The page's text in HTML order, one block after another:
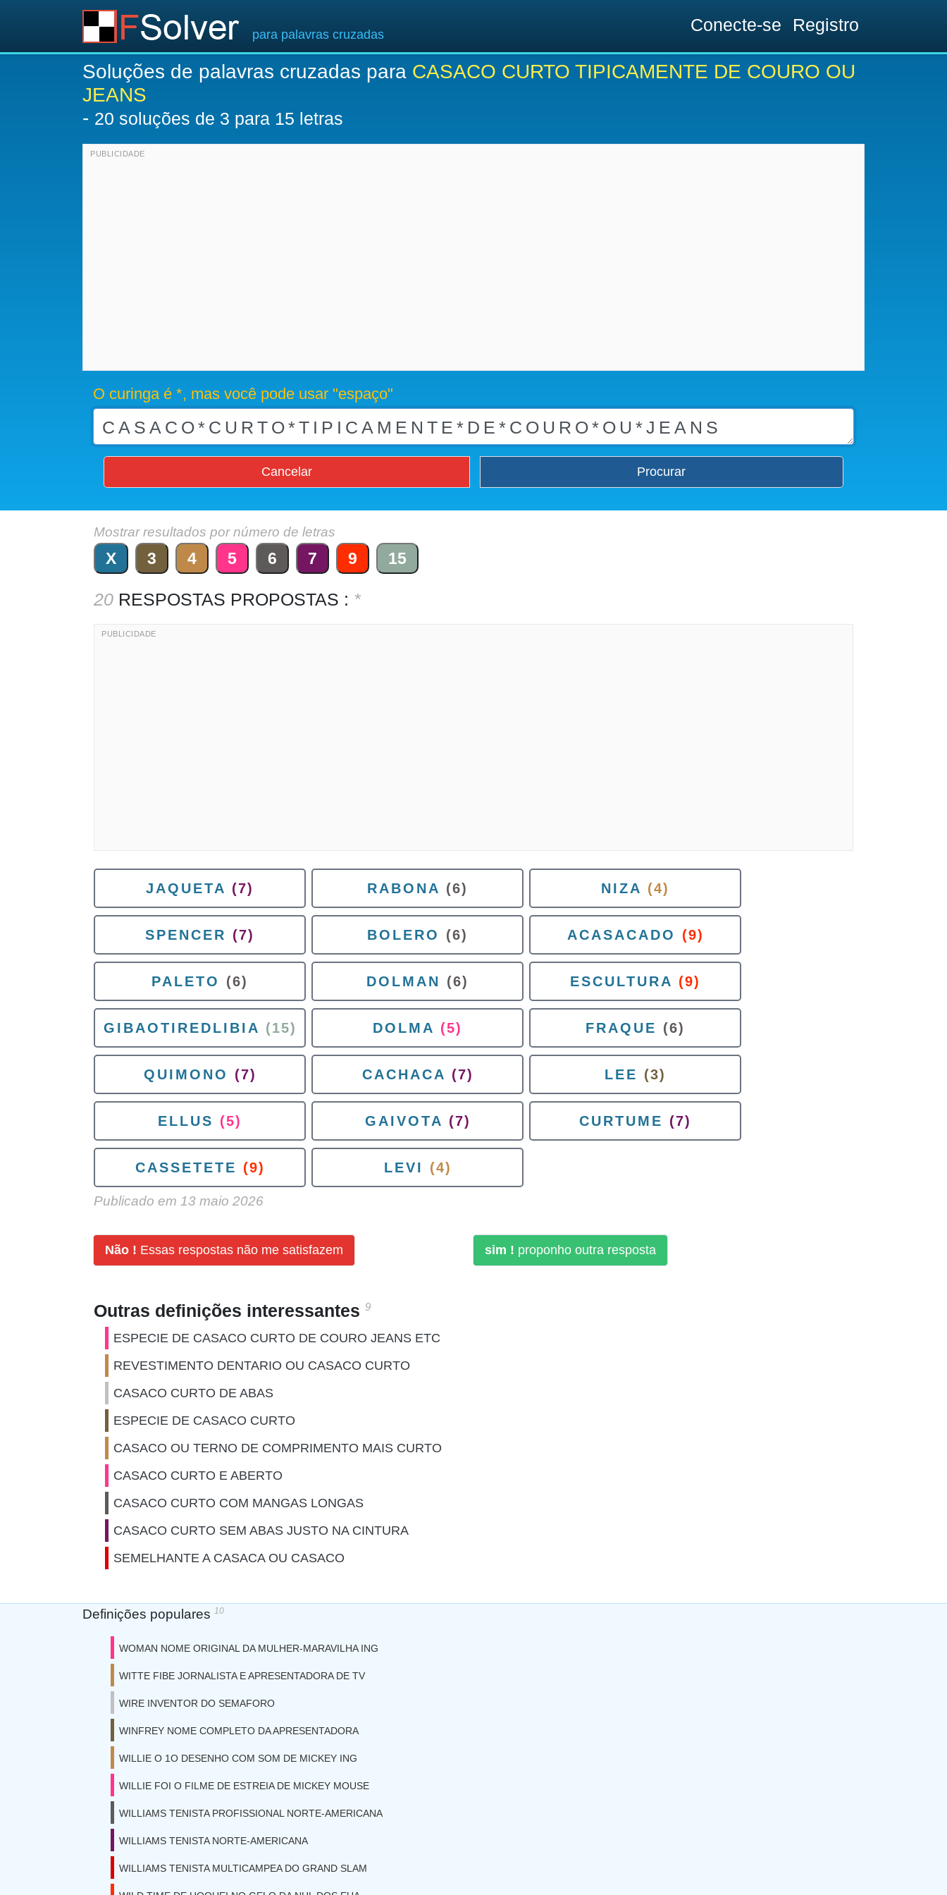
para palavras cruzadas Conecte-se Registro
Soluções de palavras cruzadas para CASACO CURTO TIPICAMENTE DE COURO OU
JEANS
- 20 soluções de 3 para 15 letras
O curinga é *, mas você pode usar "espaço"
Cancelar Procurar
Mostrar resultados por número de letras
X 3 4 5 6 7 9 15
20 RESPOSTAS PROPOSTAS : *
JAQUETA (7) RABONA (6) NIZA (4)
SPENCER (7) BOLERO (6) ACASACADO (9)
PALETO (6) DOLMAN (6) ESCULTURA (9)
GIBAOTIREDLIBIA (15) DOLMA (5) FRAQUE (6)
QUIMONO (7) CACHACA (7) LEE (3)
ELLUS (5) GAIVOTA (7) CURTUME (7)
CASSETETE (9) LEVI (4)
Publicado em 13 maio 2026
Não ! Essas respostas não me satisfazem sim ! proponho outra resposta
Outras definições interessantes 9
ESPECIE DE CASACO CURTO DE COURO JEANS ETC
REVESTIMENTO DENTARIO OU CASACO CURTO
CASACO CURTO DE ABAS
ESPECIE DE CASACO CURTO
CASACO OU TERNO DE COMPRIMENTO MAIS CURTO
CASACO CURTO E ABERTO
CASACO CURTO COM MANGAS LONGAS
CASACO CURTO SEM ABAS JUSTO NA CINTURA
SEMELHANTE A CASACA OU CASACO
Definições populares 10
WOMAN NOME ORIGINAL DA MULHER-MARAVILHA ING
WITTE FIBE JORNALISTA E APRESENTADORA DE TV
WIRE INVENTOR DO SEMAFORO
WINFREY NOME COMPLETO DA APRESENTADORA
WILLIE O 1O DESENHO COM SOM DE MICKEY ING
WILLIE FOI O FILME DE ESTREIA DE MICKEY MOUSE
WILLIAMS TENISTA PROFISSIONAL NORTE-AMERICANA
WILLIAMS TENISTA NORTE-AMERICANA
WILLIAMS TENISTA MULTICAMPEA DO GRAND SLAM